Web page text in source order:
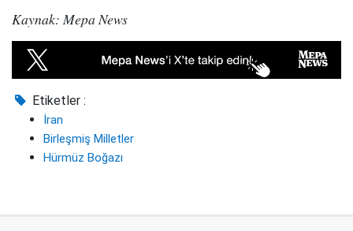
Kaynak: Mepa News
Etiketler :
İran
Birleşmiş Milletler
Hürmüz Boğazı